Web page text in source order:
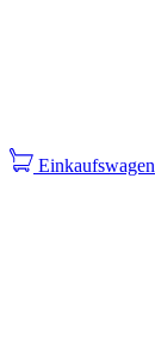
Einkaufswagen